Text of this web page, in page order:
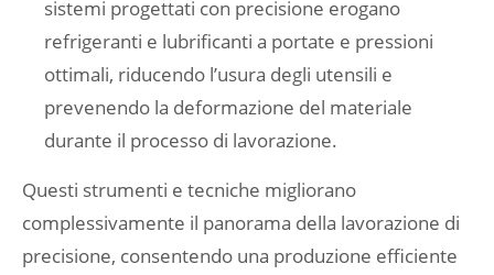
sistemi progettati con precisione erogano
refrigeranti e lubrificanti a portate e pressioni
ottimali, riducendo l’usura degli utensili e
prevenendo la deformazione del materiale
durante il processo di lavorazione.
Questi strumenti e tecniche migliorano
complessivamente il panorama della lavorazione di
precisione, consentendo una produzione efficiente